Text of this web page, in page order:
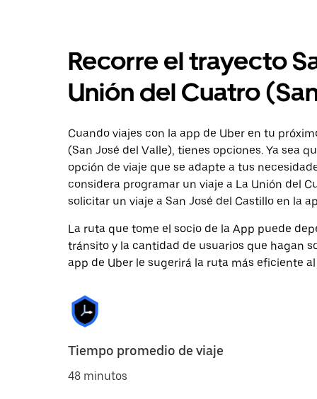
Recorre el trayecto
Unión del Cuatro
Cuando viajes con la app de Uber en tu
(San José del Valle), tienes opciones. Ya sea
opción de viaje que se adapte a tus
considera programar un viaje a La Unión del
solicitar un viaje a San José del Castillo en la
La ruta que tome el socio de la App puede
tránsito y la cantidad de usuarios que hagan
app de Uber le sugerirá la ruta más eficiente
Tiempo promedio de viaje
48 minutos